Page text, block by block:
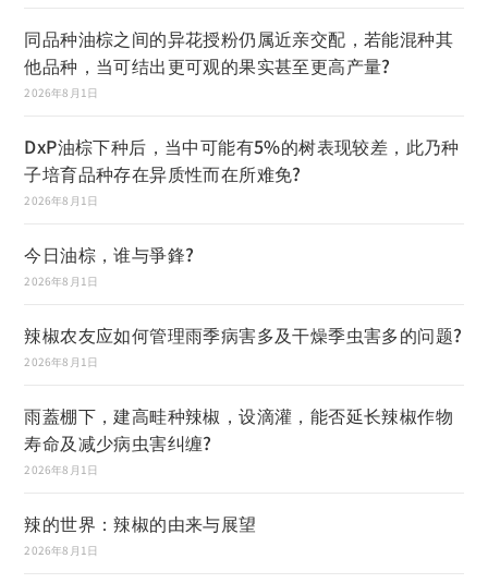
同品种油棕之间的异花授粉仍属近亲交配，若能混种其
他品种，当可结出更可观的果实甚至更高产量?
2026年8月1日
DxP油棕下种后，当中可能有5%的树表现较差，此乃种
子培育品种存在异质性而在所难免?
2026年8月1日
今日油棕，谁与爭鋒?
2026年8月1日
辣椒农友应如何管理雨季病害多及干燥季虫害多的问题?
2026年8月1日
雨蓋棚下，建高畦种辣椒，设滴灌，能否延长辣椒作物
寿命及减少病虫害纠缠?
2026年8月1日
辣的世界：辣椒的由来与展望
2026年8月1日